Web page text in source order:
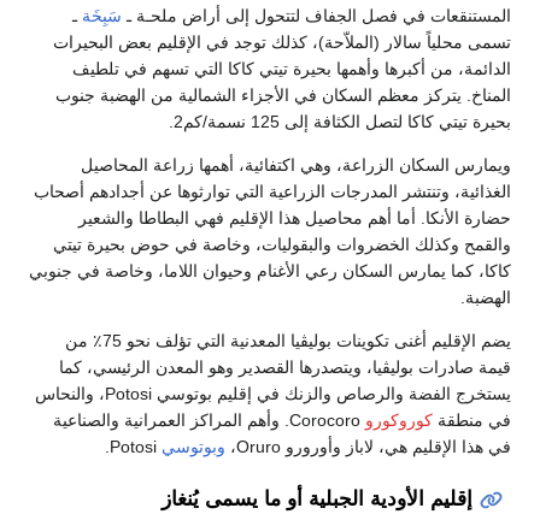
المستنقعات في فصل الجفاف لتتحول إلى أراض ملحـة ـ سَبِخَةـ
تسمى محلياً سالار (الملاّحة)، كذلك توجد في الإقليم بعض البحيرات
الدائمة، من أكبرها وأهمها بحيرة تيتي كاكا التي تسهم في تلطيف
المناخ. يتركز معظم السكان في الأجزاء الشمالية من الهضبة جنوب
بحيرة تيتي كاكا لتصل الكثافة إلى 125 نسمة/كم2.
ويمارس السكان الزراعة، وهي اكتفائية، أهمها زراعة المحاصيل
الغذائية، وتنتشر المدرجات الزراعية التي توارثوها عن أجدادهم أصحاب
حضارة الأنكا. أما أهم محاصيل هذا الإقليم فهي البطاطا والشعير
والقمح وكذلك الخضروات والبقوليات، وخاصة في حوض بحيرة تيتي
كاكا، كما يمارس السكان رعي الأغنام وحيوان اللاما، وخاصة في جنوبي
الهضبة.
يضم الإقليم أغنى تكوينات بوليڤيا المعدنية التي تؤلف نحو 75٪ من
قيمة صادرات بوليڤيا، ويتصدرها القصدير وهو المعدن الرئيسي، كما
يستخرج الفضة والرصاص والزنك في إقليم بوتوسي Potosi، والنحاس
في منطقةكوروكورو
Corocoro. وأهم المراكز العمرانية والصناعية
في هذا الإقليم هي، لاباز وأورورو Oruro،
وبوتوسيPotosi.
إقليم الأودية الجبلية أو ما يسمى يُنغاز